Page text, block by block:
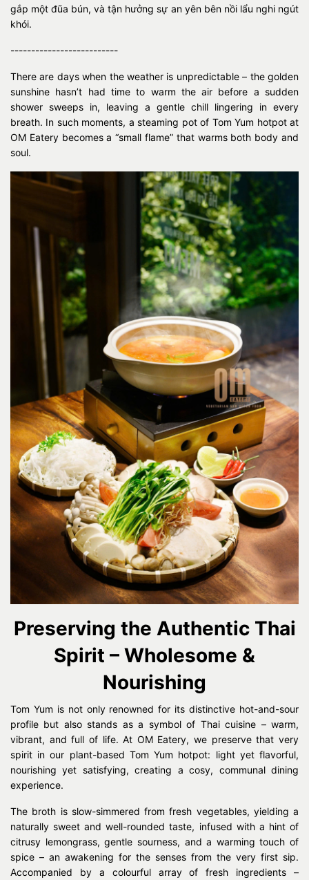
gắp một đũa bún, và tận hưởng sự an yên bên nồi lẩu nghi ngút
khói.
--------------------------
There are days when the weather is unpredictable – the golden
sunshine hasn’t had time to warm the air before a sudden
shower sweeps in, leaving a gentle chill lingering in every
breath. In such moments, a steaming pot of Tom Yum hotpot at
OM Eatery becomes a “small flame” that warms both body and
soul.
Preserving the Authentic Thai
Spirit – Wholesome &
Nourishing
Tom Yum is not only renowned for its distinctive hot-and-sour
profile but also stands as a symbol of Thai cuisine – warm,
vibrant, and full of life. At OM Eatery, we preserve that very
spirit in our plant-based Tom Yum hotpot: light yet flavorful,
nourishing yet satisfying, creating a cosy, communal dining
experience.
The broth is slow-simmered from fresh vegetables, yielding a
naturally sweet and well-rounded taste, infused with a hint of
citrusy lemongrass, gentle sourness, and a warming touch of
spice – an awakening for the senses from the very first sip.
Accompanied by a colourful array of fresh ingredients –